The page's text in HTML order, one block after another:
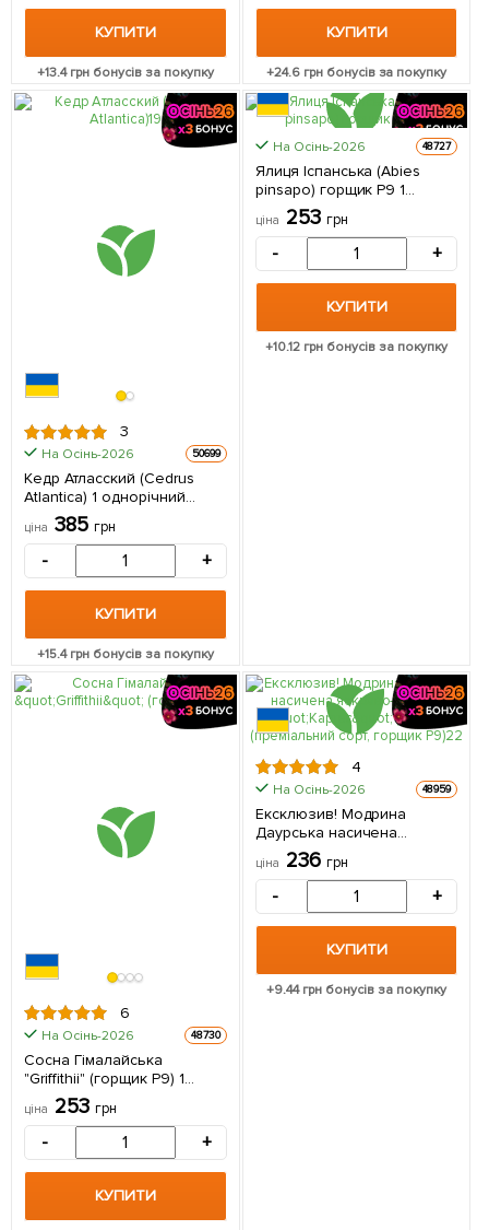
КУПИТИ
+13.4грн бонусів за покупку
КУПИТИ
+24.6грн бонусів за покупку
3
На Осінь-2026 50699
Кедр Атласский (Cedrus
Аtlantica) 1 однорічний
саджанець в упаковці
ціна 385 грн
- +
КУПИТИ
+15.4грн бонусів за покупку
На Осінь-2026 48727
Ялиця Іспанська (Abies
pinsapo) горщик P9 1
саджанець в упаковці
ціна 253 грн
- +
КУПИТИ
+10.12 грн бонусів за покупку
6
На Осінь-2026 48730
Сосна Гімалайська
"Griffithii" (горщик P9) 1
саджанець в упаковці
ціна 253 грн
- +
КУПИТИ
4
На Осінь-2026 48959
Ексклюзив! Модрина
Даурська насичена
яскраво-зелена "Картьє"
(Cartіer) (преміальний сорт,
упаковці
ціна 236 грн
- +
КУПИТИ
+9.44грн бонусів за покупку